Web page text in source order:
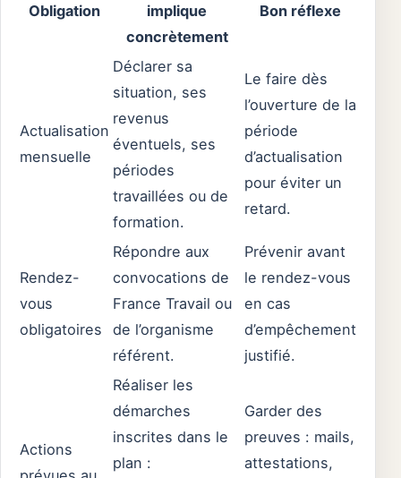
Obligation
implique
concrètement
Bon réflexe
Actualisation
mensuelle
Déclarer sa
situation, ses
revenus
éventuels, ses
périodes
travaillées ou de
formation.
Le faire dès
l’ouverture de la
période
d’actualisation
pour éviter un
retard.
Rendez-
vous
obligatoires
Répondre aux
convocations de
France Travail ou
de l’organisme
référent.
Prévenir avant
le rendez-vous
en cas
d’empêchement
justifié.
Actions
Réaliser les
démarches
inscrites dans le
plan :
Garder des
preuves : mails,
attestations,